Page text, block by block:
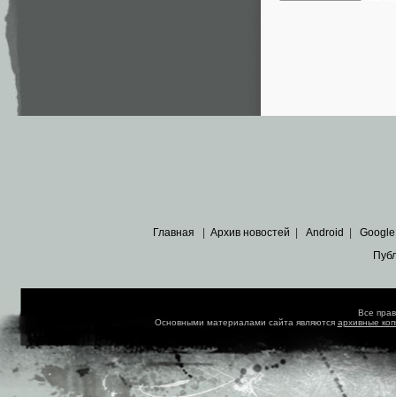
Главная Архив новостей Android Google
Все
Основными материалами сайта являются архивные